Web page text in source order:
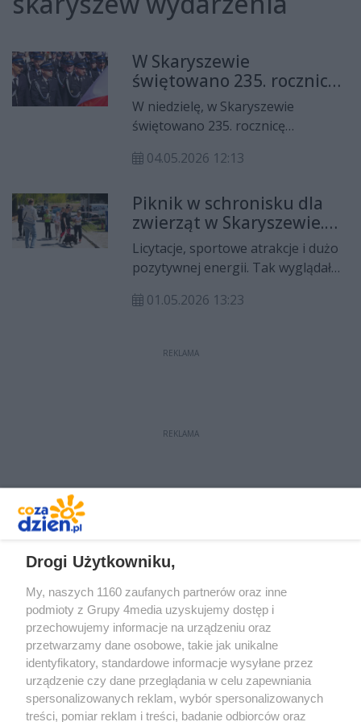
W Skaryszewie
świętowano 235. rocznicę
uchwalenia Konstytucji 3
Maja
W niedzielę, w Skaryszewie
świętowano 235. rocznicę
Podobnie jak w poprzednich latach,
uroczystości z udziałem władz
miasta i wojska. Tegoroczne
obchody Święta Konstytucji 3 Maja,
połączone były z Miejsko-Gminnym
Dniem Strażaka.
04.05.2026 12:13
Piknik w schronisku dla
zwierząt w Skaryszewie.
Wspólna zabawa, której
towarzyszył szczytny cel
Licytacje, sportowe atrakcje i dużo
pozytywnej energii. Tak wyglądał
bezdomnych zwierząt ze
01.05.2026 13:23
REKLAMA
REKLAMA
Redakcja Reklama Prywatność
Praca Łódź
Drogi Użytkowniku,
My, naszych 1160 zaufanych partnerów oraz inne
podmioty z Grupy 4media uzyskujemy dostęp i
przechowujemy informacje na urządzeniu oraz
przetwarzamy dane osobowe, takie jak unikalne
identyfikatory, standardowe informacje wysyłane przez
urządzenie czy dane przeglądania w celu zapewniania
spersonalizowanych reklam, wybór spersonalizowanych
treści, pomiar reklam i treści, badanie odbiorców oraz